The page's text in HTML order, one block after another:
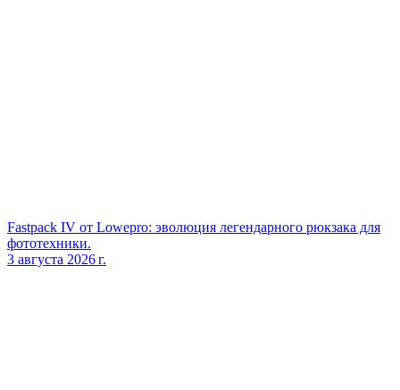
Fastpack IV от Lowepro: эволюция легендарного рюкзака для
фототехники.
3 августа 2026 г.